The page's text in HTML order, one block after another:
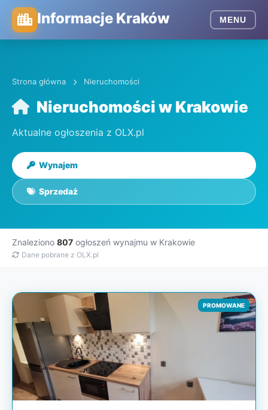
Informacje Kraków MENU
Strona główna Nieruchomości
Nieruchomości w Krakowie
Aktualne ogłoszenia z OLX.pl
Wynajem
Sprzedaż
Znaleziono 807 ogłoszeń wynajmu w Krakowie
Dane pobrane z OLX.pl
PROMOWANE